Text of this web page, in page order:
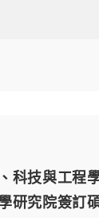
科技與工程
研究院簽訂